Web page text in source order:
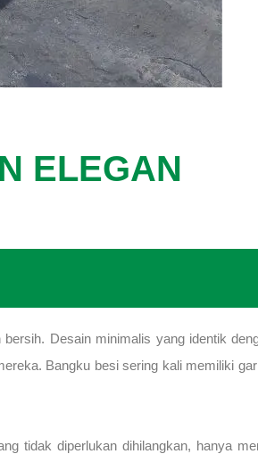
ELEGAN
Desain minimalis yang identik
Bangku besi sering kali memiliki
tidak diperlukan dihilangkan, hanya